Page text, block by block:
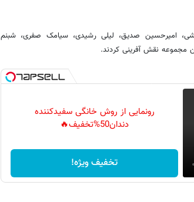
امیرحسین صدیق، لیلی رشیدی، سیامک صفری، شبنم
مجموعه نقش آفرینی کردند.
رونمایی از روش خانگی سفیدکننده
دندان50%تخفیف🔥
تخفیف ویژه!